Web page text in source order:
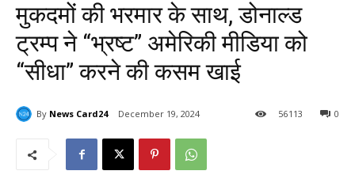
मुकदमों की भरमार के साथ, डोनाल्ड
ट्रम्प ने “भ्रष्ट” अमेरिकी मीडिया को
“सीधा” करने की कसम खाई
By News Card24 December 19, 2024 0
56113